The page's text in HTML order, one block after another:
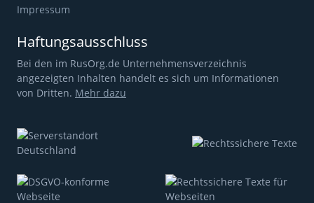
Impressum
Haftungsausschluss
Bei den im RusOrg.de Unternehmensverzeichnis
angezeigten Inhalten handelt es sich um Informationen
von Dritten. Mehr dazu